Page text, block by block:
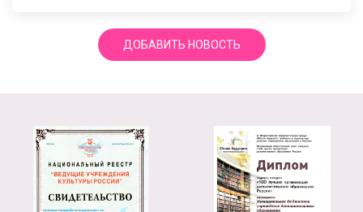
ДОБАВИТЬ НОВОСТЬ